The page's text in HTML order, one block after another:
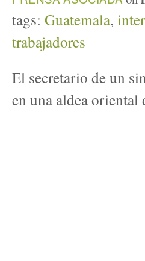
tags: Guatemala,
trabajadores
El secretario de un
en una aldea oriental